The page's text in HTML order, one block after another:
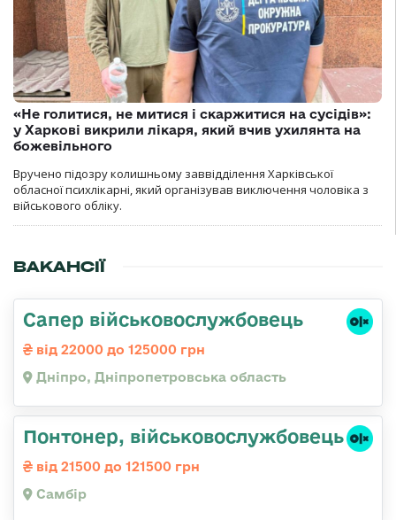
«Не голитися, не митися і скаржитися на сусідів»:
у Харкові викрили лікаря, який вчив ухилянта на
божевільного
Вручено підозру колишньому заввідділення Харківської
обласної психлікарні, який організував виключення чоловіка з
військового обліку.
ВАКАНСІЇ
Сапер військовослужбовець
від 22000 до 125000 грн
Дніпро, Дніпропетровська область
Понтонер, військовослужбовець
від 21500 до 121500 грн
Самбір